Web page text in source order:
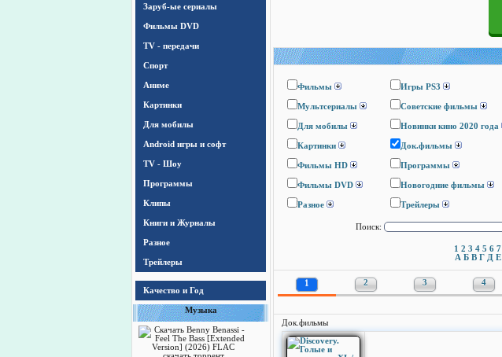
Заруб-ые сериалы
Фильмы DVD
TV - передачи
Спорт
Аниме
Картинки
Для мобилы
Android игры и софт
TV - Шоу
Программы
Клипы
Книги и Журналы
Разное
Трейлеры
Качество и Год
Музыка
Фильмы Игры PS3
Мультсериалы Cоветские фильмы
Для мобилы Новинки кино 2020 года
Картинки Док.фильмы
Фильмы HD Программы
Фильмы DVD Новогодние фильмы
Разное Трейлеры
Поиск:
1 2 3 4 5 6 7
А Б В Г Д Е
1 2 3 4
Док.фильмы